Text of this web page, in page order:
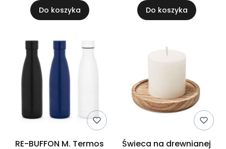
Do koszyka Do koszyka
RE-BUFFON M. Termos
Świeca na drewnianej